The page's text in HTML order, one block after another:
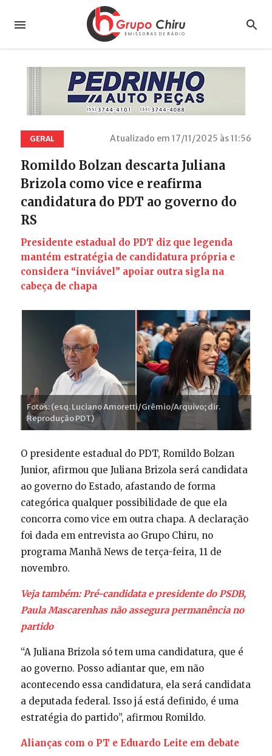
GERAL Atualizado em 17/11/2025 às 11:56
Romildo Bolzan descarta Juliana
Brizola como vice e reafirma
candidatura do PDT ao governo do
RS
Presidente estadual do PDT diz que legenda
mantém estratégia de candidatura própria e
considera “inviável” apoiar outra sigla na
cabeça de chapa
Fotos: (esq. Luciano Amoretti/Grêmio/Arquivo; dir.
Reprodução PDT)
O presidente estadual do PDT, Romildo Bolzan
Junior, afirmou que Juliana Brizola será candidata
ao governo do Estado, afastando de forma
categórica qualquer possibilidade de que ela
concorra como vice em outra chapa. A declaração
foi dada em entrevista ao Grupo Chiru, no
programa Manhã News de terça-feira, 11 de
novembro.
Veja também: Pré-candidata e presidente do PSDB,
Paula Mascarenhas não assegura permanência no
partido
“A Juliana Brizola só tem uma candidatura, que é
ao governo. Posso adiantar que, em não
acontecendo essa candidatura, ela será candidata
a deputada federal. Isso já está definido, é uma
estratégia do partido”, afirmou Romildo.
Alianças com o PT e Eduardo Leite em debate